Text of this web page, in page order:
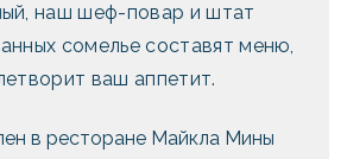
наш шеф-повар и штат
сомелье составят меню,
ваш аппетит.
в ресторане Майкла Мины